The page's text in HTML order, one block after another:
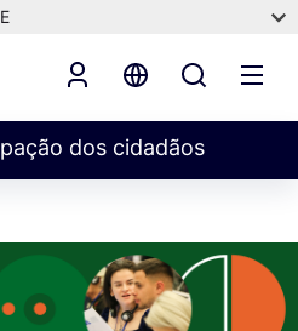
dos cidadãos